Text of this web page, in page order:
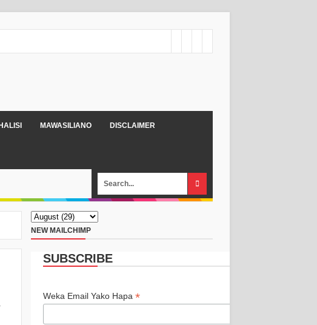
MAWASILIANO DISCLAIMER
NEW MAILCHIMP
SUBSCRIBE
Weka Email Yako Hapa *